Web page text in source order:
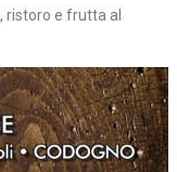
ristoro e frutta al